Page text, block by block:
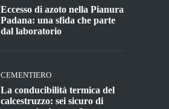
Eccesso di azoto nella Pianura
Padana: una sfida che parte
dal laboratorio
CEMENTIERO
La conducibilità termica del
calcestruzzo: sei sicuro di